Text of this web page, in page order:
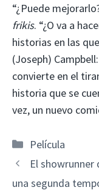
“¿Puede
frikis. “¿O va a
historias en las
(Joseph)
convierte en el
historia que se
vez, un nuevo
Categorías
Película
El showrunner
una segunda